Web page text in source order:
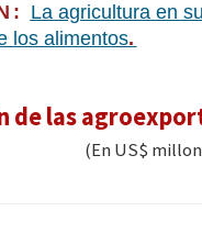
La agricultura en
los alimentos.